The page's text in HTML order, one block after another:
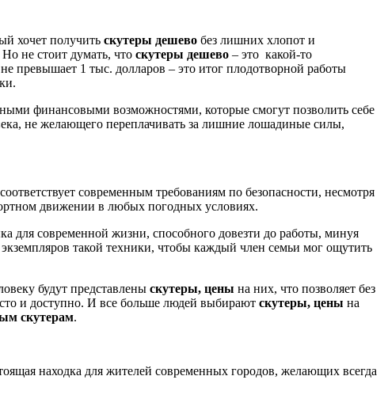
хочет получить скутеры дешево без лишних хлопот и
не стоит думать, что скутеры дешево – это какой-то
превышает 1 тыс. долларов – это итог плодотворной работы
финансовыми возможностями, которые смогут позволить себе
не желающего переплачивать за лишние лошадиные силы,
современным требованиям по безопасности, несмотря
движении в любых погодных условиях.
для современной жизни, способного довезти до работы, минуя
такой техники, чтобы каждый член семьи мог ощутить
будут представлены скутеры, цены на них, что позволяет без
и доступно. И все больше людей выбирают скутеры, цены на
скутерам.
находка для жителей современных городов, желающих всегда